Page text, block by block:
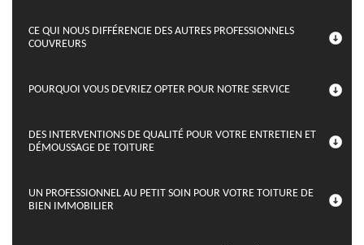
CE QUI NOUS DIFFÉRENCIE DES AUTRES PROFESSIONNELS
COUVREURS
POURQUOI VOUS DEVRIEZ OPTER POUR NOTRE SERVICE
DES INTERVENTIONS DE QUALITÉ POUR VOTRE ENTRETIEN ET
DÉMOUSSAGE DE TOITURE
UN PROFESSIONNEL AU PETIT SOIN POUR VOTRE TOITURE DE
BIEN IMMOBILIER